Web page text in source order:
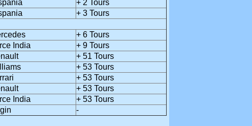
+ 2 Tours
+ 3 Tours
+ 6 Tours
India
+ 9 Tours
+ 51 Tours
+ 53 Tours
+ 53 Tours
+ 53 Tours
India
+ 53 Tours
-